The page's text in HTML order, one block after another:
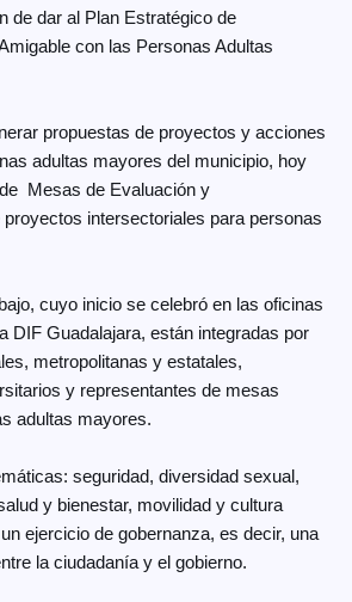
de dar al Plan Estratégico de
con las Personas Adultas
propuestas de proyectos y acciones
adultas mayores del municipio, hoy
Mesas de Evaluación y
intersectoriales para personas
cuyo inicio se celebró en las oficinas
DIF Guadalajara, están integradas por
metropolitanas y estatales,
y representantes de mesas
adultas mayores.
seguridad, diversidad sexual,
y bienestar, movilidad y cultura
ejercicio de gobernanza, es decir, una
la ciudadanía y el gobierno.